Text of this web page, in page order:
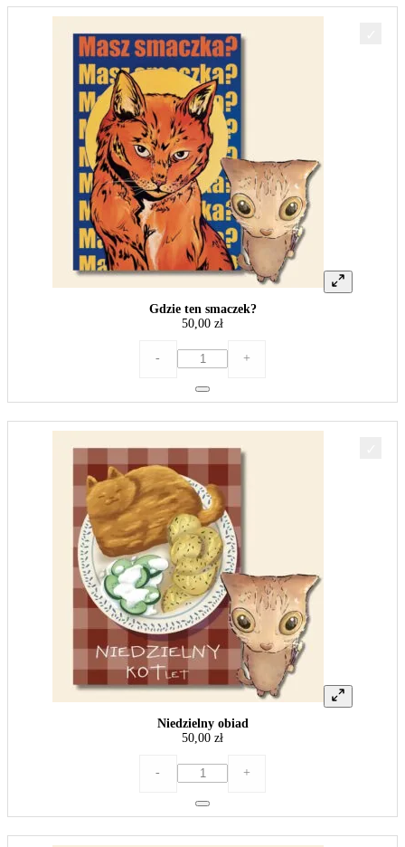
Gdzie ten smaczek?
50,00 zł
-
Gdzie
smaczek?
+
Niedzielny obiad
50,00 zł
-
Niedzielny
obiad
+